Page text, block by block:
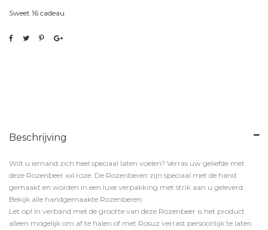
Sweet 16 cadeau
Beschrijving
Wilt u iemand zich heel speciaal laten voelen? Verras uw geliefde met
deze Rozenbeer xxl roze. De Rozenberen zijn speciaal met de hand
gemaakt en worden in een luxe verpakking met strik aan u geleverd.
Bekijk alle handgemaakte Rozenberen.
Let op! In verband met de grootte van deze Rozenbeer is het product
alleen mogelijk om af te halen of met Rosuz verrast persoonlijk te laten